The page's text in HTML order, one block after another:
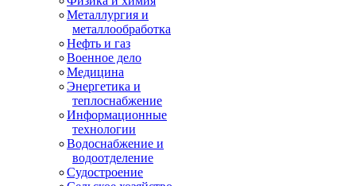
Металлургия и
металлообработка
Нефть и газ
Военное дело
Медицина
Энергетика и
теплоснабжение
Информационные
технологии
Водоснабжение и
водоотделение
Судостроение